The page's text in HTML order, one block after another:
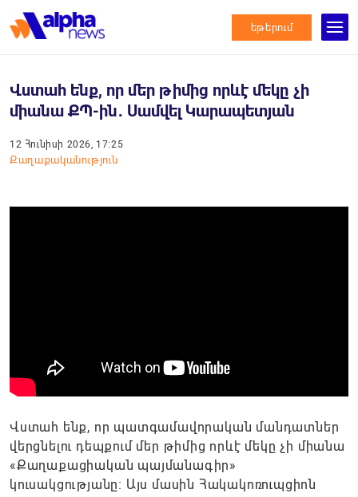
եթերում
Վստահ ենք, որ մեր թիմից որևէ մեկը չի
միանա ՔՊ-ին․ Սամվել Կարապետյան
12 Հունիսի 2026, 17:25
Քաղաքականություն
Վստահ ենք, որ պատգամավորական մանդատներ
վերցնելու դեպքում մեր թիմից որևէ մեկը չի միանա
«Քաղաքացիական պայմանագիր»
կուսակցությանը։ Այս մասին Հակակոռուպցիոն